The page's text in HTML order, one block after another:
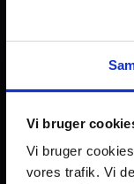
Vi bruger
Vi bruger
vores trafik. Vi